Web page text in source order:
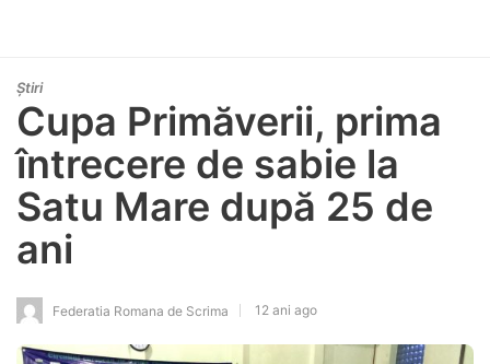
Știri
Cupa Primăverii, prima
întrecere de sabie la
Satu Mare după 25 de
ani
Federatia Romana de Scrima 12 ani ago